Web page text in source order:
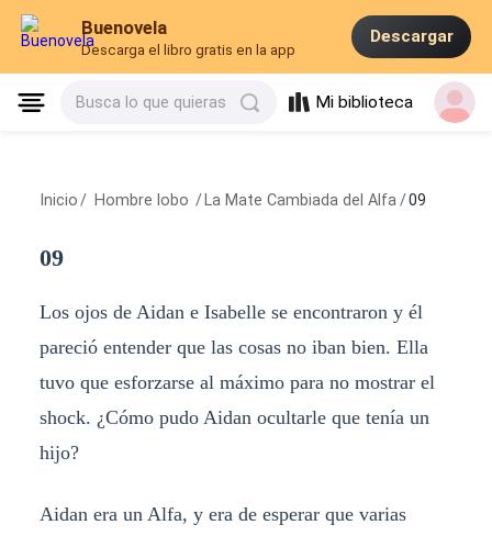
Buenovela
Descarga el libro gratis en la app
Descargar
Busca lo que quieras Mi biblioteca
Inicio / Hombre lobo / La Mate Cambiada del Alfa /09
09
Los ojos de Aidan e Isabelle se encontraron y él
pareció entender que las cosas no iban bien. Ella
tuvo que esforzarse al máximo para no mostrar el
shock. ¿Cómo pudo Aidan ocultarle que tenía un
hijo?
Aidan era un Alfa, y era de esperar que varias